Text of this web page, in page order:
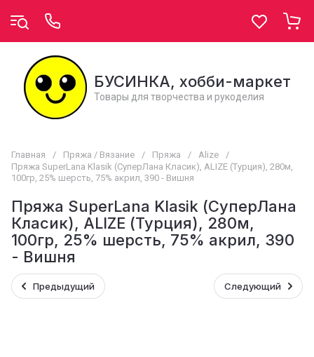
БУСИНКА, хобби-маркет
Товары для творчества и рукоделия
Главная / Пряжа / Вязание / Пряжа / Alize
/
Пряжа SuperLana Klasik (СуперЛана Класик), ALIZE (Турция), 280м,
100гр, 25% шерсть, 75% акрил, 390 - Вишня
Пряжа SuperLana Klasik (СуперЛана
Класик), ALIZE (Турция), 280м,
100гр, 25% шерсть, 75% акрил, 390
- Вишня
Предыдущий Следующий